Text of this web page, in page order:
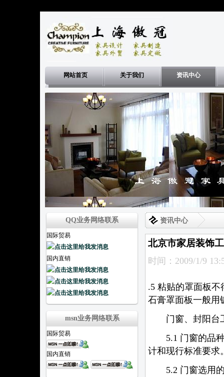
网站首页 关于我们 资讯中心
>
QQ业务网络联系
国际贸易
国内直销
msn业务网络联系
国际贸易
国内直销
资讯中心
北京市家居装饰
时间：2009/1/9
.5 粘贴的罩面板
石膏罩面板一般用
门窗、封阳台
5.1 门窗的品种
计和现行标准要求
5.2 门窗选用的